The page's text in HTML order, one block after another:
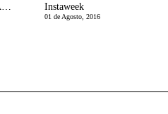
Instaweek
01 de Agosto, 2016